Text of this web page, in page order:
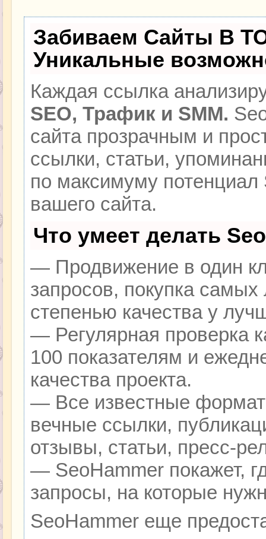
Забиваем Сайты В
Уникальные
Каждая ссылка
SEO, Трафик и SMM.
сайта прозрачным и
ссылки, статьи,
по максимуму
вашего сайта.
Что умеет делать
— Продвижение в один
запросов, покупка
степенью качества у
— Регулярная проверка
100 показателям и
качества проекта.
— Все известные
вечные ссылки,
отзывы, статьи, пресс-
— SeoHammer покажет,
запросы, на которые
SeoHammer еще